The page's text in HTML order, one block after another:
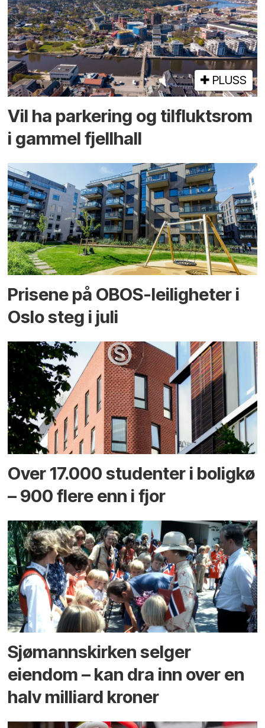
PLUSS
Vil ha parkering og tilflukts­rom
i gammel fjellhall
Prisene på OBOS-leiligheter i
Oslo steg i juli
Over 17.000 studenter i boligkø
– 900 flere enn i fjor
Sjømannskirken selger
eiendom – kan dra inn over en
halv milliard kroner